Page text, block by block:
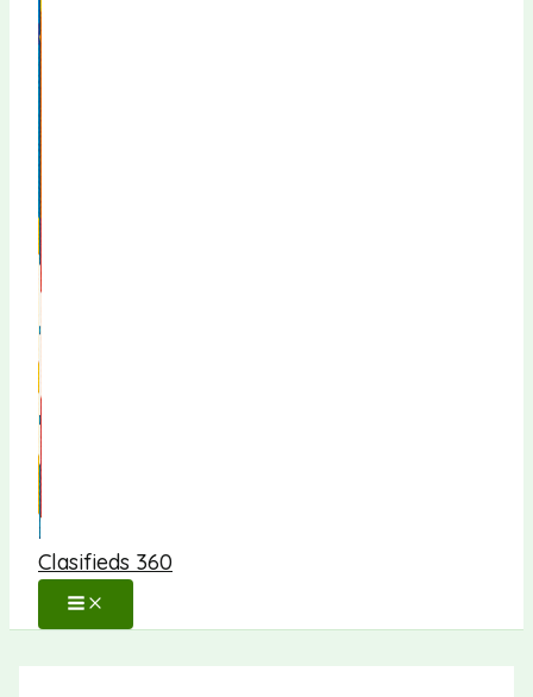
Clasifieds 360